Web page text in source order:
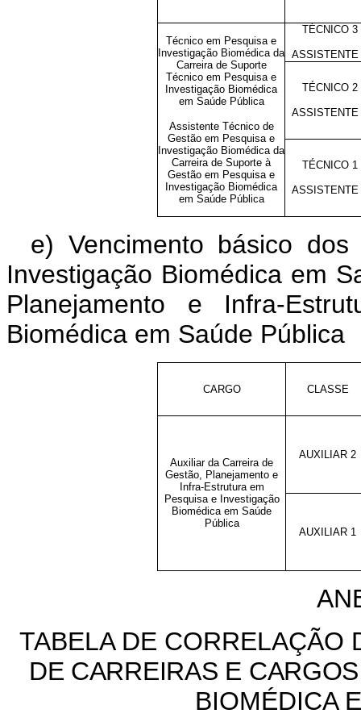
Técnico em Pesquisa e
Investigação Biomédica da
Carreira de Suporte
Técnico em Pesquisa e
Investigação Biomédica
em Saúde Pública
Assistente Técnico de
Gestão em Pesquisa e
Investigação Biomédica da
Carreira de Suporte à
Gestão em Pesquisa e
Investigação Biomédica
em Saúde Pública
TÉCNICO 3
ASSISTENTE
TÉCNICO 2
ASSISTENTE
TÉCNICO 1
ASSISTENTE
e) Vencimento básico
Investigação Biomédica em
Planejamento e Infra-
Biomédica em Saúde Pública
CARGO CLASSE
Auxiliarda Carreira de
Gestão, Planejamento e
Infra-Estrutura em
Pesquisa e Investigação
Biomédica em Saúde
Pública
AUXILIAR 2
AUXILIAR 1
TABELA DE
DE CARREIRAS E
BIOMÉDICA